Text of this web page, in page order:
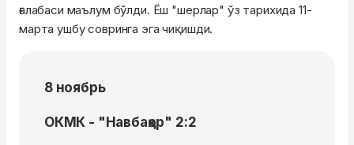
ғалабаси маълум бўлди. Ёш "шерлар" ўз тарихида 11-
марта ушбу совринга эга чиқишди.
8 ноябрь
ОКМК - "Навбаҳор" 2:2